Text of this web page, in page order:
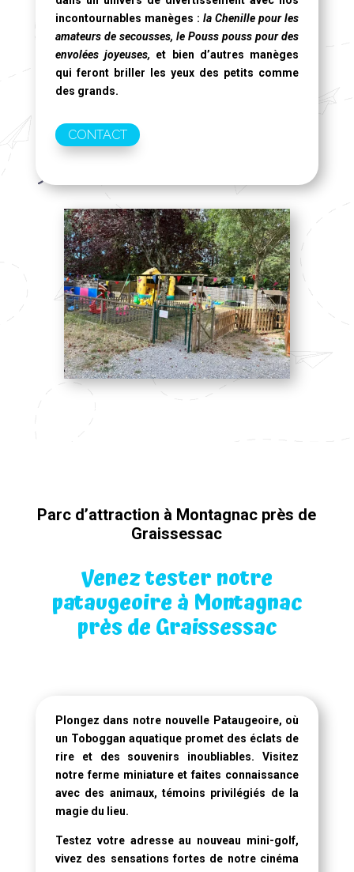
incontournables manèges : la Chenille pour les
amateurs de secousses, le Pouss pouss pour des
envolées joyeuses, et bien d’autres manèges
qui feront briller les yeux des petits comme
des grands.
CONTACT
Parc d’attraction à Montagnac près de
Graissessac
Venez tester notre
pataugeoire à Montagnac
près de Graissessac
Plongez dans notre nouvelle Pataugeoire, où
un Toboggan aquatiquepromet des éclats de
rire et des souvenirs inoubliables. Visitez
notre ferme miniature et faites connaissance
avec des animaux, témoins privilégiés de la
magie du lieu.
Testez votre adresse au nouveau mini-golf,
vivez des sensations fortes de notre cinéma